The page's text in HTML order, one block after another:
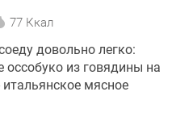
77 Ккал
довольно легко:
оссобуко из говядины на
итальянское мясное